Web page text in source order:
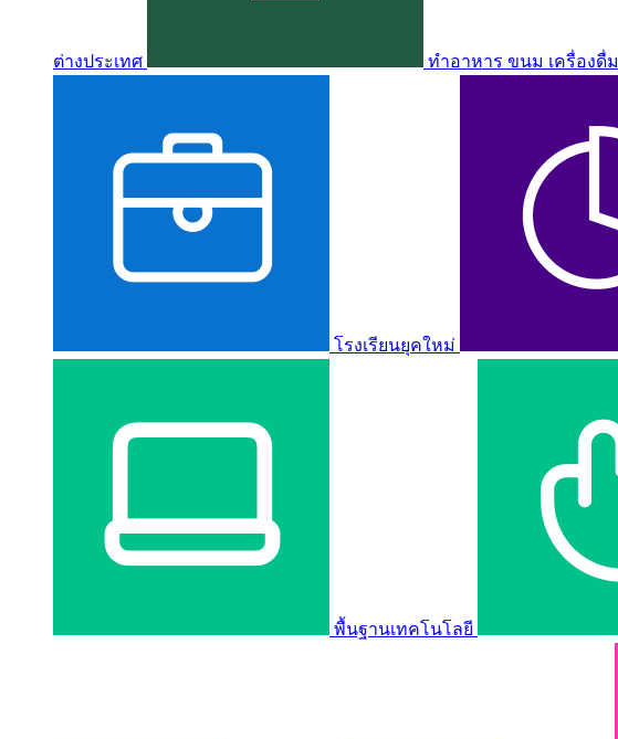
ต่างประเทศ ทำอาหาร ขนม เครื่องดื่ม
โรงเรียนยุคใหม่
พื้นฐานเทคโนโลยี